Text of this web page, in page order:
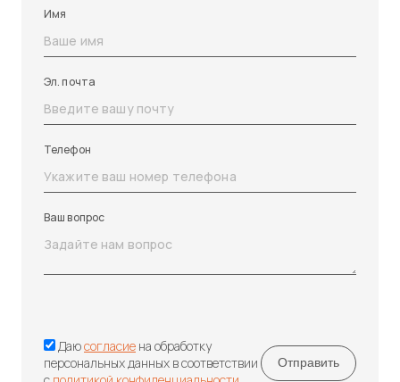
Имя
Эл. почта
Телефон
Ваш вопрос
Даюсогласие на обработку
персональных данных в соответствии